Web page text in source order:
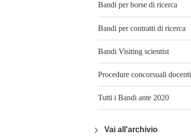
Bandi per borse di ricerca
Bandi per contratti di ricerca
Bandi Visiting scientist
Procedure concorsuali docenti
Tutti i Bandi ante 2020
Vai all'archivio